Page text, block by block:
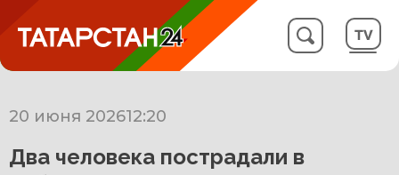
20 июня 202612:20
Два человека пострадали в